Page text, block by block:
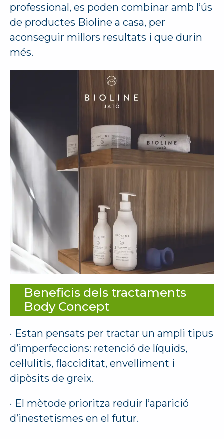
professional, es poden combinar amb l’ús
de productes Bioline a casa, per
aconseguir millors resultats i que durin
més.
Beneficis dels tractaments
Body Concept
· Estan pensats per tractar un ampli tipus
d’imperfeccions: retenció de líquids,
cel·lulitis, flacciditat, envelliment i
dipòsits de greix.
· El mètode prioritza reduir l’aparició
d’inestetismes en el futur.